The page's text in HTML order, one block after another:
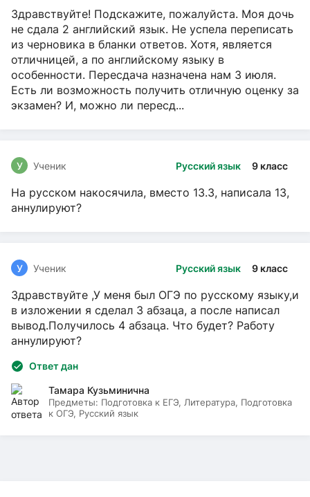
Здравствуйте! Подскажите, пожалуйста. Моя дочь
не сдала 2 английский язык. Не успела переписать
из черновика в бланки ответов. Хотя, является
отличницей, а по английскому языку в
особенности. Пересдача назначена нам 3 июля.
Есть ли возможность получить отличную оценку за
экзамен? И, можно ли пересд...
Русский язык 9 класс
У Ученик
На русском накосячила, вместо 13.3, написала 13,
аннулируют?
Русский язык 9 класс
У Ученик
Здравствуйте ,У меня был ОГЭ по русскому языку,и
в изложении я сделал 3 абзаца, а после написал
вывод.Получилось 4 абзаца. Что будет? Работу
аннулируют?
Ответ дан
Тамара Кузьминична
Предметы: Подготовка к ЕГЭ, Литература, Подготовка
к ОГЭ, Русский язык